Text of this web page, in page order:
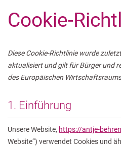
Cookie-
Diese Cookie-Richtlinie wurde
aktualisiert und gilt für Bürger und
des Europäischen
1. Einführung
Unsere Website, https://antje-
Website“) verwendet Cookies und